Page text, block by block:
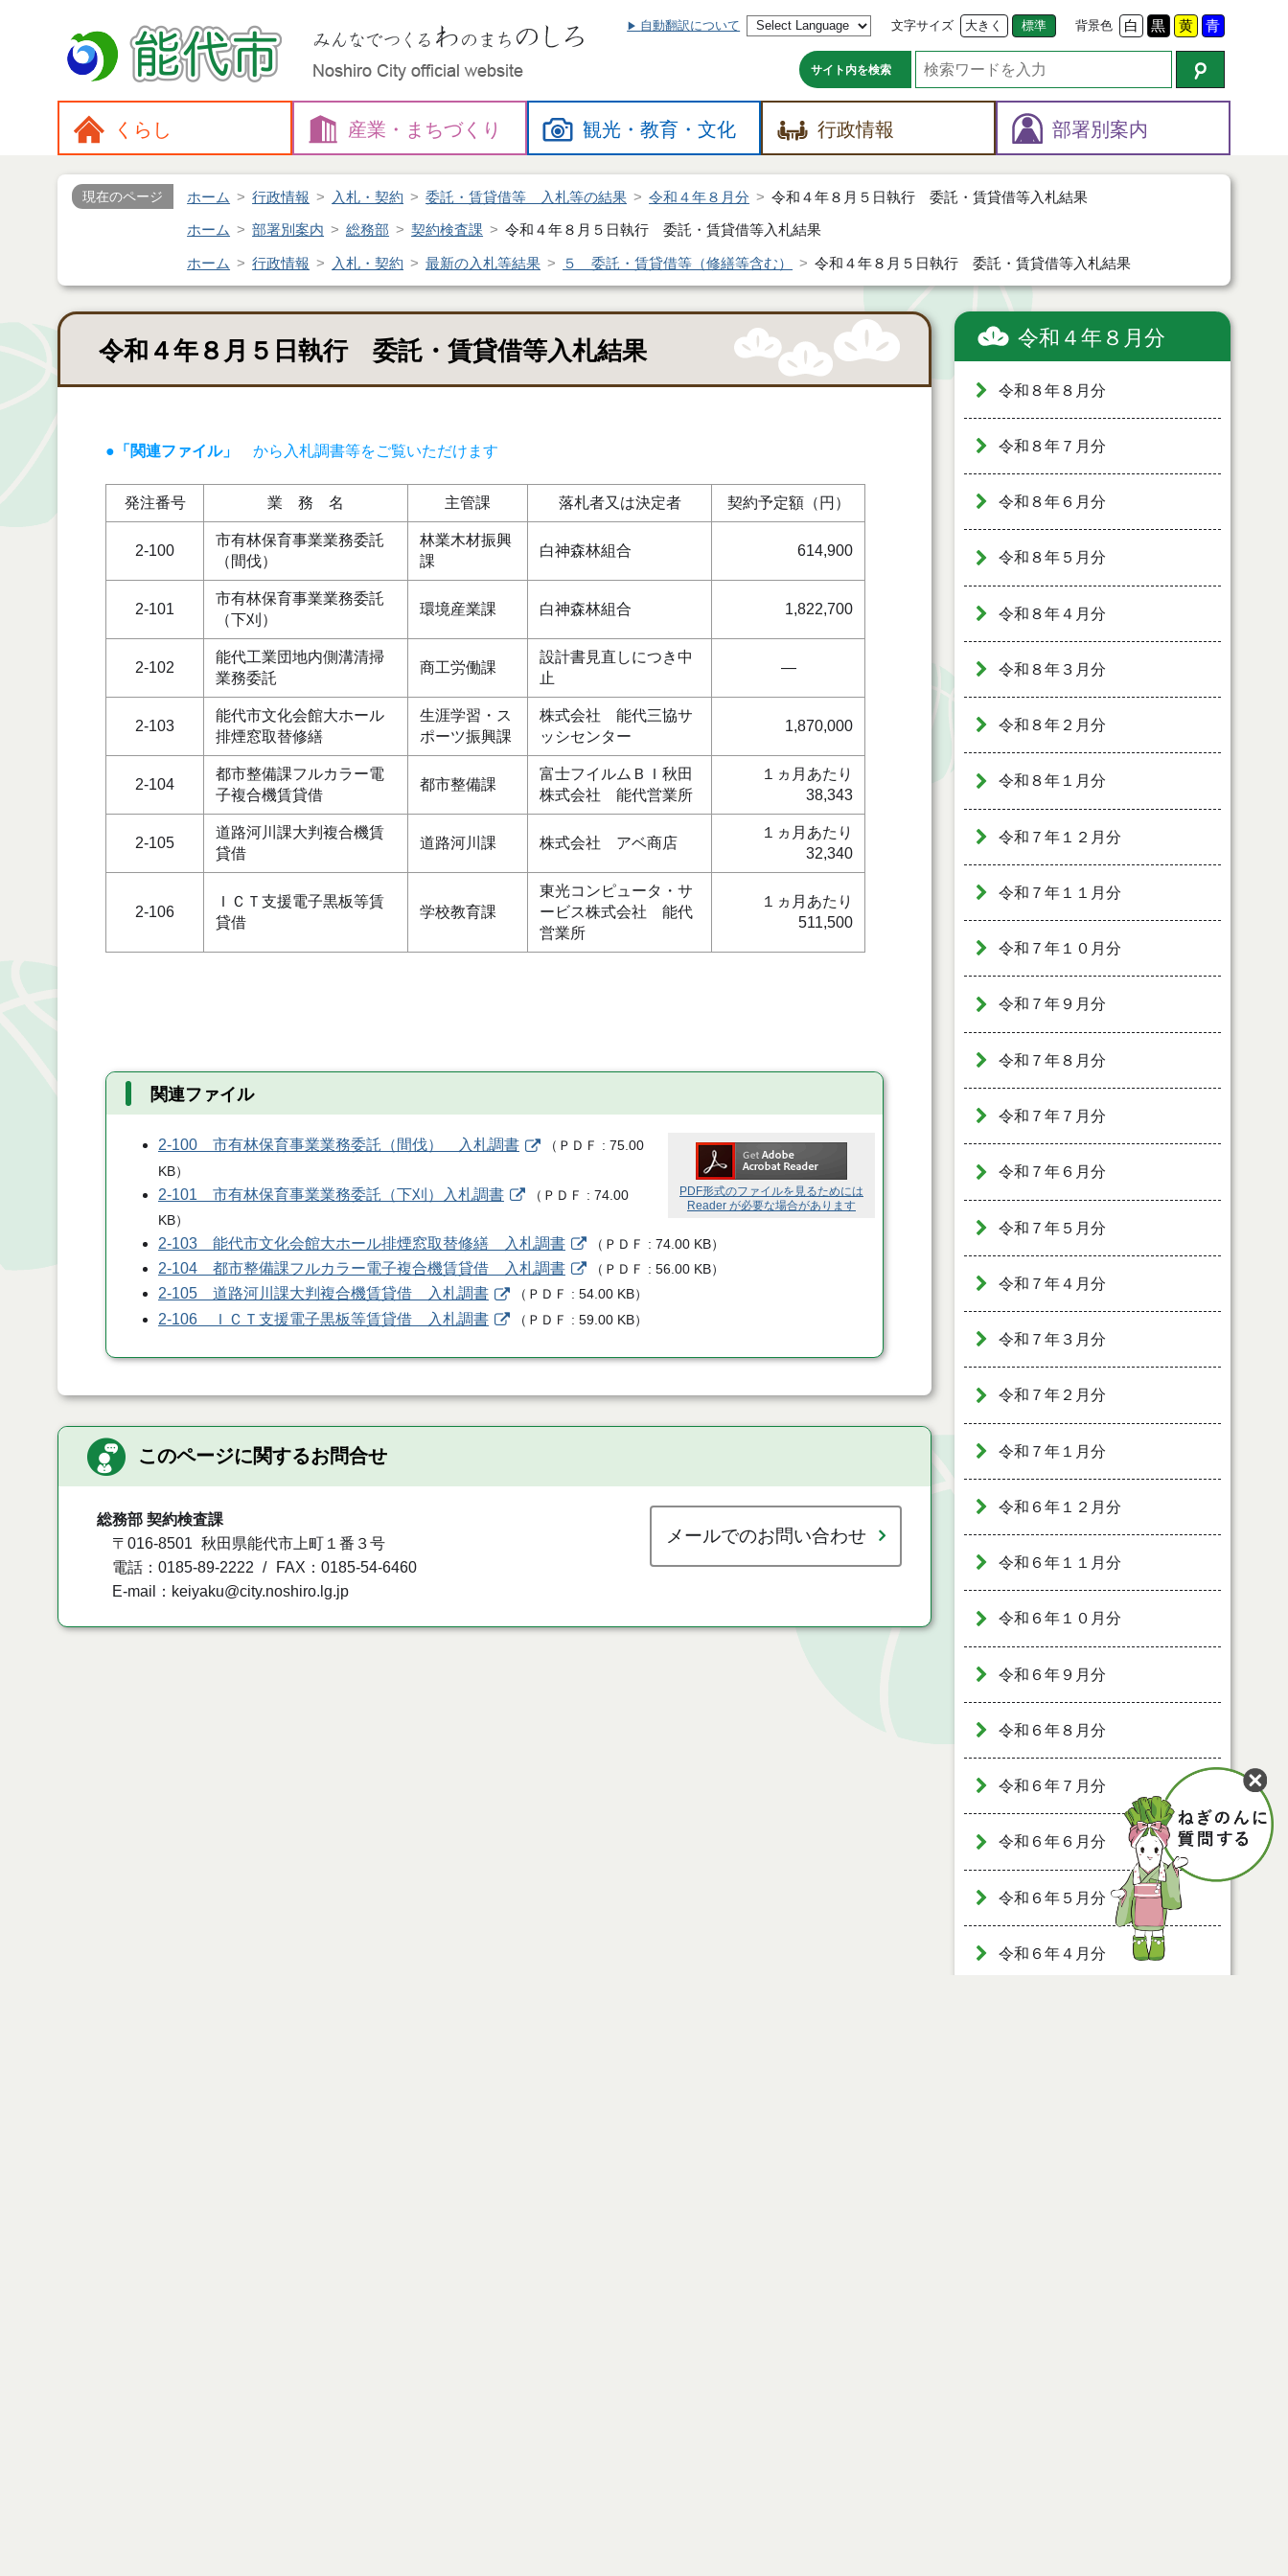
自動翻訳について 文字サイズ 大きく 標準 背景色 白 黒 黄 青
サイト内を検索
くらし 産業・ まちづくり 観光・教育・文化 行政情報 部署別案内
現在のページ ホーム 行政情報 入札・契約 委託・賃貸借等 入札等の結果 令和４年８月分 令和４年８月５日執行 委託・賃貸借等入札結果
ホーム 部署別案内 総務部 契約検査課 令和４年８月５日執行 委託・賃貸借等入札結果
ホーム 行政情報 入札・契約 最新の入札等結果 ５ 委託・賃貸借等（修繕等含む） 令和４年８月５日執行 委託・賃貸借等入札結果
令和４年８月５日執行 委託・賃貸借等入札結果
●「関連ファイル」 から入札調書等をご覧いただけます
発注番号 業 務 名 主管課 落札者又は決定者 契約予定額（円）
2-100
市有林保育事業業務委託
（間伐）
林業木材振興
課
白神森林組合 614,900
2-101
市有林保育事業業務委託
（下刈）
環境産業課 白神森林組合 1,822,700
2-102
能代工業団地内側溝清掃
業務委託
商工労働課
設計書見直しにつき中
止
―
2-103
能代市文化会館大ホール
排煙窓取替修繕
生涯学習・ス
ポーツ振興課
株式会社 能代三協サ
ッシセンター
1,870,000
2-104
都市整備課フルカラー電
子複合機賃貸借
都市整備課
富士フイルムＢＩ秋田
株式会社 能代営業所
１ヵ月あたり
38,343
2-105
道路河川課大判複合機賃
貸借
道路河川課 株式会社 アベ商店
１ヵ月あたり
32,340
2-106
ＩＣＴ支援電子黒板等賃
貸借
学校教育課
東光コンピュータ・サ
ービス株式会社 能代
営業所
１ヵ月あたり
511,500
関連ファイル
PDF形式のファイルを見るためには
Reader が必要な場合があります
2-100 市有林保育事業業務委託（間伐） 入札調書 （ ＰＤＦ
75.00
KB）
2-101 市有林保育事業業務委託（下刈）入札調書 （ ＰＤＦ
74.00
KB）
2-103 能代市文化会館大ホール排煙窓取替修繕 入札調書 （ ＰＤＦ 74.00 KB）
2-104 都市整備課フルカラー電子複合機賃貸借 入札調書 （ ＰＤＦ 56.00 KB）
2-105 道路河川課大判複合機賃貸借 入札調書 （ ＰＤＦ 54.00 KB）
2-106 ＩＣＴ支援電子黒板等賃貸借 入札調書 （ ＰＤＦ 59.00 KB）
このページに関するお問合せ
総務部 契約検査課
〒016-8501
秋田県能代市上町１番３号
電話：0185-89-2222
FAX：0185-54-6460
E-mail：keiyaku@city.noshiro.lg.jp
メールでのお問い合わせ
令和４年８月分
令和８年８月分
令和８年７月分
令和８年６月分
令和８年５月分
令和８年４月分
令和８年３月分
令和８年２月分
令和８年１月分
令和７年１２月分
令和７年１１月分
令和７年１０月分
令和７年９月分
令和７年８月分
令和７年７月分
令和７年６月分
令和７年５月分
令和７年４月分
令和７年３月分
令和７年２月分
令和７年１月分
令和６年１２月分
令和６年１１月分
令和６年１０月分
令和６年９月分
令和６年８月分
令和６年７月分
令和６年６月分
令和６年５月分
令和６年４月分